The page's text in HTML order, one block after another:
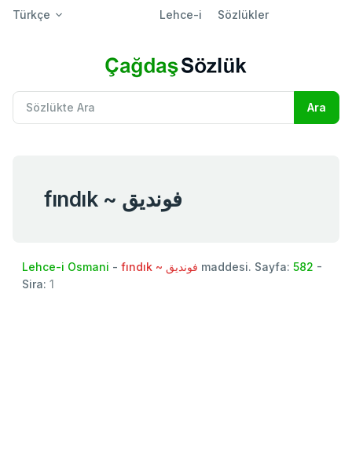
Türkçe Lehce-i Sözlükler
fındık ~ فونديق
Lehce-i Osmani - fındık ~ فونديق maddesi. Sayfa: 582 -
Sira: 1